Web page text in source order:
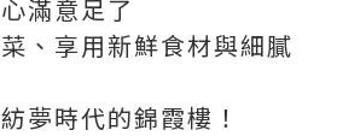
滿意足了
、享用新鮮食材與細膩
夢時代的錦霞樓！